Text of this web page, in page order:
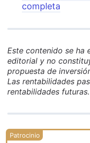
completa
Este contenido se ha
editorial y no
propuesta de
Las rentabilidades
rentabilidades futuras.